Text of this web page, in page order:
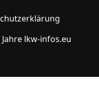
Jahre lkw-infos.eu